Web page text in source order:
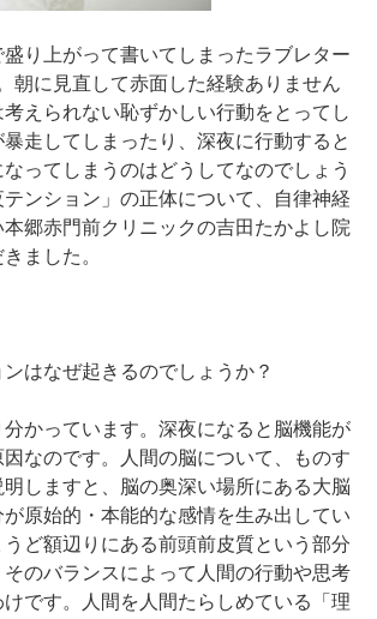
り上がって書いてしまったラブレター
朝に見直して赤面した経験ありません
えられない恥ずかしい行動をとってし
走してしまったり、深夜に行動すると
ってしまうのはどうしてなのでしょう
ンション」の正体について、自律神経
郷赤門前クリニックの吉田たかよし院
ました。
はなぜ起きるのでしょうか？
かっています。深夜になると脳機能が
なのです。人間の脳について、ものす
しますと、脳の奥深い場所にある大脳
原始的・本能的な感情を生み出してい
ど額辺りにある前頭前皮質という部分
のバランスによって人間の行動や思考
です。人間を人間たらしめている「理